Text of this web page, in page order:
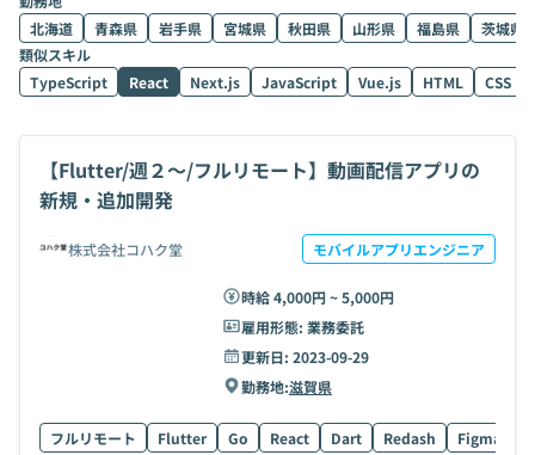
北海道
青森県 岩手県 宮城県 秋田県 山形県 福島県
茨城県
類似スキル
TypeScript
React Next.js JavaScript Vue.js HTML CSS
【Flutter/週２〜/フルリモート】動画配信アプリの
新規・追加開発
株式会社コハク堂 モバイルアプリエンジニア
時給 4,000円 ~ 5,000円
雇用形態: 業務委託
更新日: 2023-09-29
勤務地:滋賀県
フルリモート Flutter Go React Dart Redash Figma